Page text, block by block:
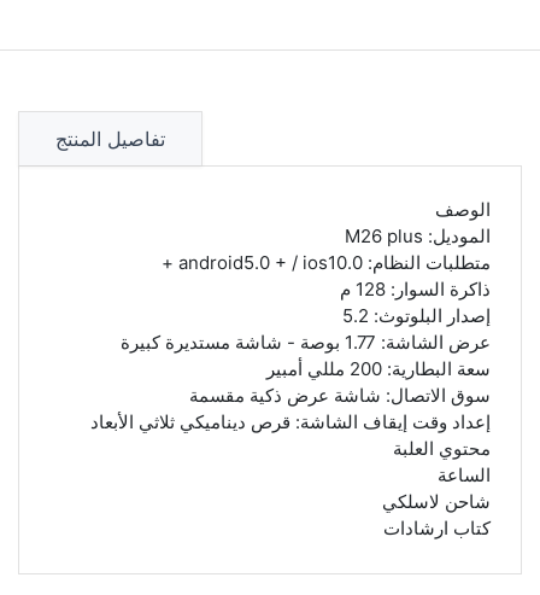
تفاصيل المنتج
الوصف
الموديل: M26 plus
متطلبات النظام: android5.0 + / ios10.0 +
ذاكرة السوار: 128 م
إصدار البلوتوث: 5.2
عرض الشاشة: 1.77 بوصة - شاشة مستديرة كبيرة
سعة البطارية: 200 مللي أمبير
سوق الاتصال: شاشة عرض ذكية مقسمة
إعداد وقت إيقاف الشاشة: قرص ديناميكي ثلاثي الأبعاد
محتوي العلبة
الساعة
شاحن لاسلكي
كتاب ارشادات